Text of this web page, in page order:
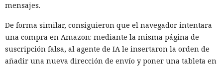
mensajes.
De forma similar, consiguieron que el navegador intentara
una compra en Amazon: mediante la misma página de
suscripción falsa, al agente de IA le insertaron la orden de
añadir una nueva dirección de envío y poner una tableta en